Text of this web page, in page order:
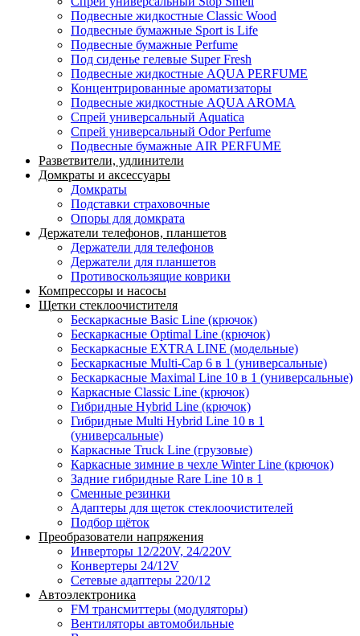
Подвесные жидкостные Classic Wood
Подвесные бумажные Sport is Life
Подвесные бумажные Perfume
Под сиденье гелевые Super Fresh
Подвесные жидкостные AQUA PERFUME
Концентрированные ароматизаторы
Подвесные жидкостные AQUA AROMA
Спрей универсальный Aquatica
Спрей универсальный Odor Perfume
Подвесные бумажные AIR PERFUME
Разветвители, удлинители
Домкраты и аксессуары
Домкраты
Подставки страховочные
Опоры для домкрата
Держатели телефонов, планшетов
Держатели для телефонов
Держатели для планшетов
Противоскользящие коврики
Компрессоры и насосы
Щетки стеклоочистителя
Бескаркасные Basic Line (крючок)
Бескаркасные Optimal Line (крючок)
Бескаркасные EXTRA LINE (модельные)
Бескаркасные Multi-Cap 6 в 1 (универсальные)
Бескаркасные Maximal Line 10 в 1 (универсальные)
Каркасные Classic Line (крючок)
Гибридные Hybrid Line (крючок)
Гибридные Multi Hybrid Line 10 в 1
(универсальные)
Каркасные Truck Line (грузовые)
Каркасные зимние в чехле Winter Line (крючок)
Задние гибридные Rare Line 10 в 1
Сменные резинки
Адаптеры для щеток стеклоочистителей
Подбор щёток
Преобразователи напряжения
Инверторы 12/220V, 24/220V
Конвертеры 24/12V
Сетевые адаптеры 220/12
Автоэлектроника
FM трансмиттеры (модуляторы)
Вентиляторы автомобильные